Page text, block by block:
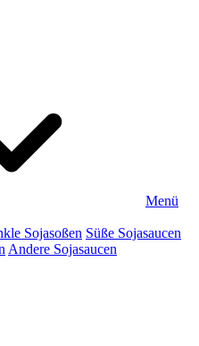
Menü
Sojasoßen Süße Sojasaucen
Andere Sojasaucen